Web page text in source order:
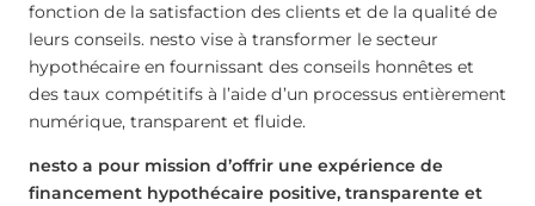
fonction de la satisfaction des clients et de la qualité de
leurs conseils. nesto vise à transformer le secteur
hypothécaire en fournissant des conseils honnêtes et
des taux compétitifs à l’aide d’un processus entièrement
numérique, transparent et fluide.
nesto a pour mission d’offrir une expérience de
financement hypothécaire positive, transparente et